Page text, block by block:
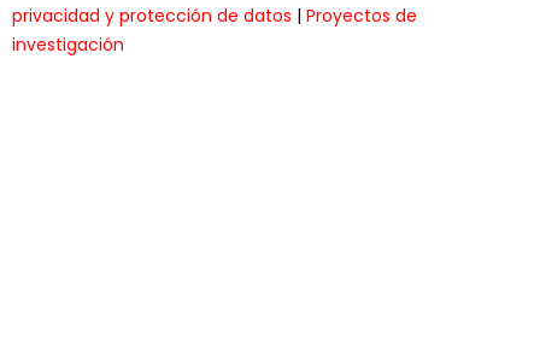
privacidad y protección de datos | Proyectos de
investigación